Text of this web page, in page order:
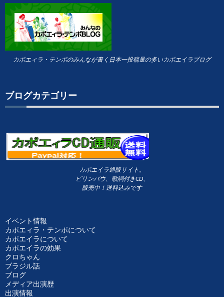
カポエィラ・テンポのみんなが書く日本一投稿量の多いカポエイラブログ
ブログカテゴリー
カポエイラ通販サイト。
ビリンバウ、歌詞付きCD、
販売中！送料込みです
イベント情報
カポエィラ・テンポについて
カポエイラについて
カポエイラの効果
クロちゃん
ブラジル話
ブログ
メディア出演歴
出演情報